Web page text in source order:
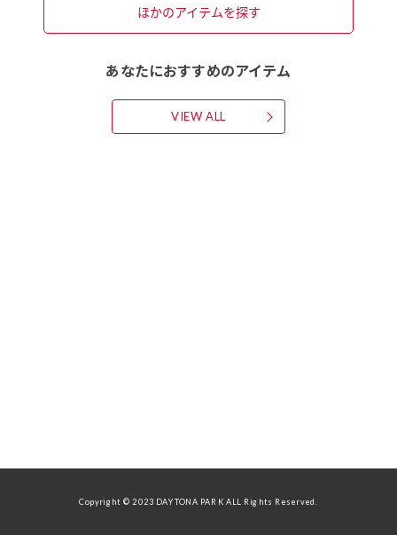
ほかのアイテムを探す
あなたにおすすめのアイテム
VIEW ALL
Copyright © 2023 DAYTONA PARK ALL Rights Reserved.